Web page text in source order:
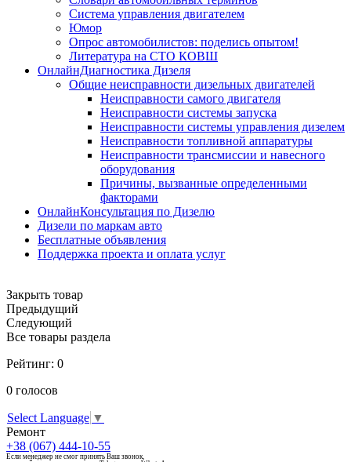
Система управления двигателем
Юмор
Опрос автомобилистов: поделись опытом!
Литература на СТО КОВШ
ОнлайнДиагностика Дизеля
Общие неисправности дизельных двигателей
Неисправности самого двигателя
Неисправности системы запуска
Неисправности системы управления дизелем
Неисправности топливной аппаратуры
Неисправности трансмиссии и навесного
оборудования
Причины, вызванные определенными
факторами
ОнлайнКонсультация по Дизелю
Дизели по маркам авто
Бесплатные объявления
Поддержка проекта и оплата услуг
Закрыть товар
Предыдущий
Следующий
Все товары раздела
Рейтинг: 0
0 голосов
Select Language ▼
Ремонт
+38 (067) 444-10-55
Если менеджер не смог принять Ваш звонок,